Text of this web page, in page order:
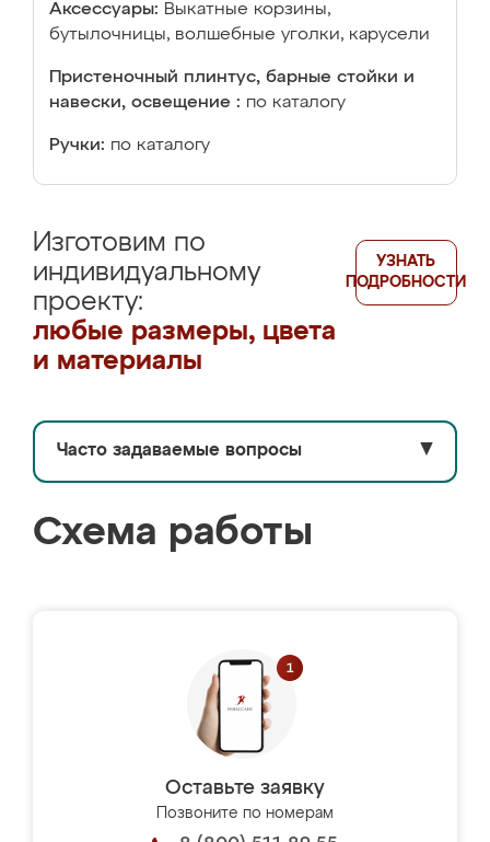
Аксессуары: Выкатные корзины,
бутылочницы, волшебные уголки, карусели
Пристеночный плинтус, барные стойки и
навески, освещение : по каталогу
Ручки: по каталогу
Изготовим по
индивидуальному
проекту:
любые размеры, цвета
и материалы
УЗНАТЬ
ПОДРОБНОСТИ
Часто задаваемые вопросы ▼
Схема работы
Оставьте заявку
Позвоните по номерам